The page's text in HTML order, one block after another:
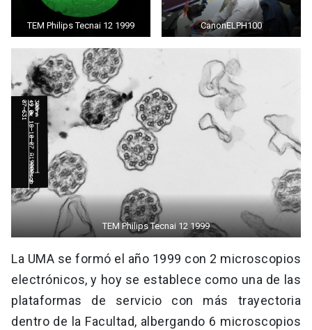
TEM Philips Tecnai 12 1999 CanonELPH100
TEM Philips Tecnai 12 1999
La UMA se formó el año 1999 con 2 microscopios
electrónicos, y hoy se establece como una de las
plataformas de servicio con más trayectoria
dentro de la Facultad, albergando 6 microscopios